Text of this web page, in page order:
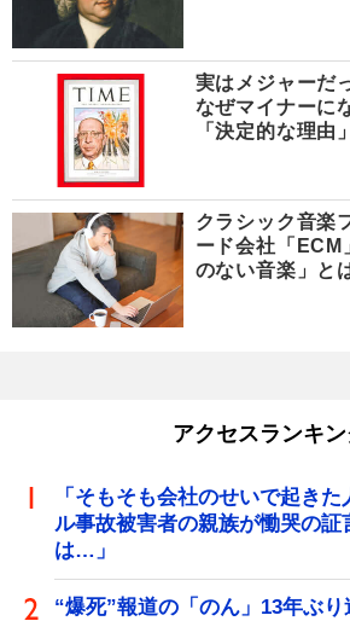
実はメジャーだ
なぜマイナー
「決定的な理由
クラシック音楽
ード会社「ECM
のない音楽」と
アクセスランキ
「そもそも会社のせいで起き
ル事故被害者の親族が慟哭の
は…」
“爆死”報道の「のん」13年ぶ